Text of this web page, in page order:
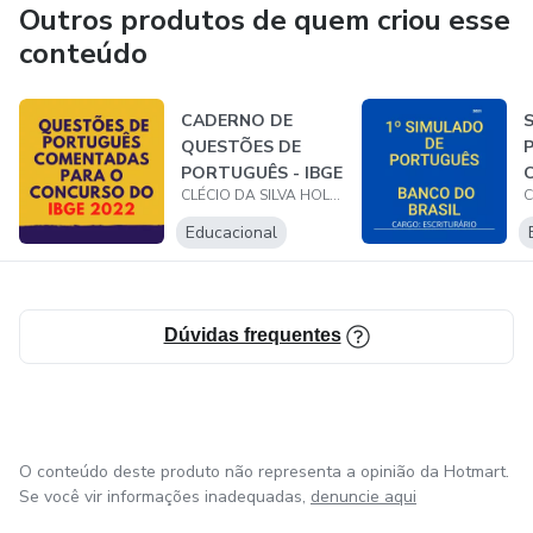
Outros produtos de quem criou esse
conteúdo
CADERNO DE
QUESTÕES DE
PORTUGUÊS - IBGE
2022...
CLÉCIO DA SILVA HOLANDA
Educacional
Dúvidas frequentes
O conteúdo deste produto não representa a opinião da Hotmart.
Se você vir informações inadequadas, denuncie aqui